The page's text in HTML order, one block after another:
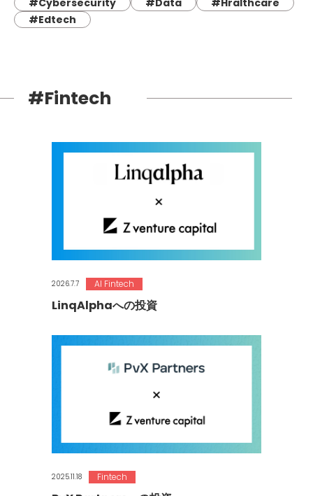
#Cybersecurity
#Data
#Hralthcare
#Edtech
#Fintech
2026.7.7 AI Fintech
LinqAlphaへの投資
2025.11.18 Fintech